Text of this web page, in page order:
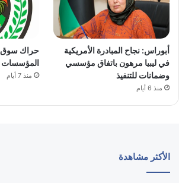
أبوراس: نجاح المبادرة الأمريكية
في ليبيا مرهون باتفاق مؤسسي
وضمانات للتنفيذ
منذ 6 أيام
حراك سوق
المؤسسات
منذ 7 أيام
الأكثر مشاهدة